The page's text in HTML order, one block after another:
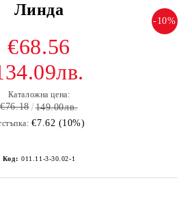
Линда
-10%
€68.56
Каталожна цена:
€76.18 149.00лв.
€7.62 (10%)
Код: 011.11-3-30.02-1